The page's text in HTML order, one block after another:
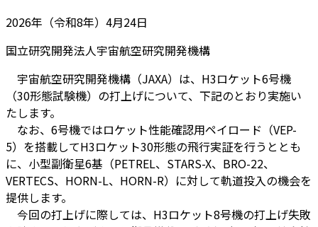
2026年（令和8年）4月24日
国立研究開発法人宇宙航空研究開発機構
宇宙航空研究開発機構（JAXA）は、H3ロケット6号機
（30形態試験機）の打上げについて、下記のとおり実施い
たします。
なお、6号機ではロケット性能確認用ペイロード（VEP-
5）を搭載してH3ロケット30形態の飛行実証を行うととも
に、小型副衛星6基（PETREL、STARS-X、BRO-22、
VERTECS、HORN-L、HORN-R）に対して軌道投入の機会を
提供します。
今回の打上げに際しては、H3ロケット8号機の打上げ失敗